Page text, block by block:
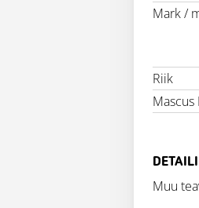
Mark /
Riik
Mascus
Muu